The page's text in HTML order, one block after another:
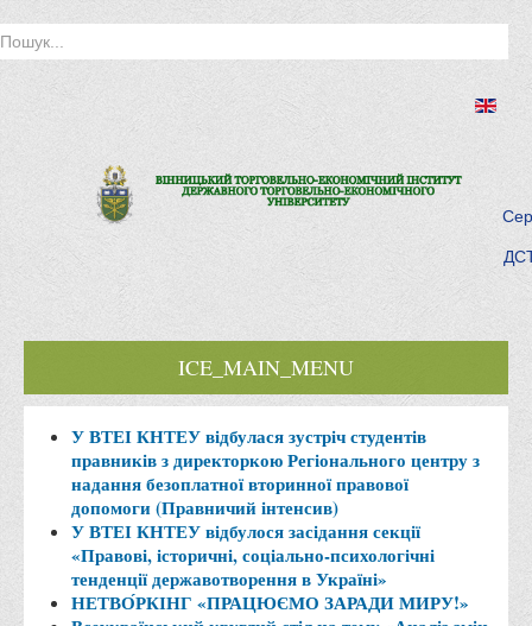
ICE_MAIN_MENU
Історія інституту
Інститут сьогодні
Місія та цілі
Про порядок надання публічної інформації
Публічна інформація
У ВТЕІ КНТЕУ відбулася зустріч студентів
правників з директоркою Регіонального центру з
надання безоплатної вторинної правової
допомоги (Правничий інтенсив)
У ВТЕІ КНТЕУ відбулося засідання секції
«Правові, історичні, соціально-психологічні
тенденції державотворення в Україні»
НЕТВО́РКІНГ «ПРАЦЮЄМО ЗАРАДИ МИРУ!»